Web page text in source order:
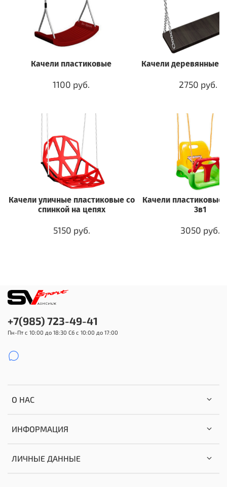
Качели пластиковые Качели деревянные
1100 руб. 2750 руб.
Качели уличные пластиковые со
спинкой на цепях
Качели пластиковые
3в1
5150 руб. 3050 руб.
О НАС
ИНФОРМАЦИЯ
ЛИЧНЫЕ ДАННЫЕ
+7(985) 723-49-41
Пн-Пт с 10:00 до 18:30 Сб с 10:00 до 17:00